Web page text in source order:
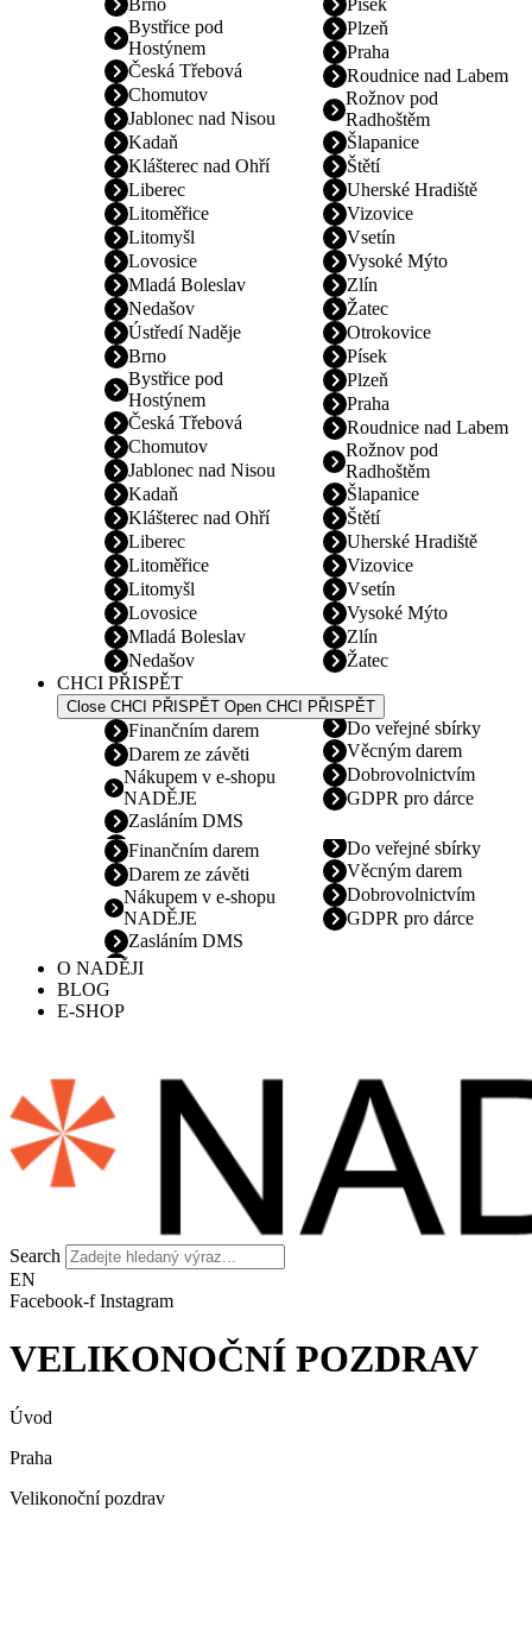
Brno
Bystřice pod
Hostýnem
Česká Třebová
Chomutov
Jablonec nad Nisou
Kadaň
Klášterec nad Ohří
Liberec
Litoměřice
Litomyšl
Lovosice
Mladá Boleslav
Nedašov
Písek
Plzeň
Praha
Roudnice nad Labem
Rožnov pod
Radhoštěm
Šlapanice
Štětí
Uherské Hradiště
Vizovice
Vsetín
Vysoké Mýto
Zlín
Žatec
Ústředí Naděje
Brno
Bystřice pod
Hostýnem
Česká Třebová
Chomutov
Jablonec nad Nisou
Kadaň
Klášterec nad Ohří
Liberec
Litoměřice
Litomyšl
Lovosice
Mladá Boleslav
Nedašov
Otrokovice
Písek
Plzeň
Praha
Roudnice nad Labem
Rožnov pod
Radhoštěm
Šlapanice
Štětí
Uherské Hradiště
Vizovice
Vsetín
Vysoké Mýto
Zlín
Žatec
CHCI PŘISPĚT
Close CHCI PŘISPĚT Open CHCI PŘISPĚT
Finančním darem
Darem ze závěti
Nákupem v e-shopu
NADĚJE
Zasláním DMS
Do veřejné sbírky
Věcným darem
Dobrovolnictvím
GDPR pro dárce
Finančním darem
Darem ze závěti
Nákupem v e-shopu
NADĚJE
Zasláním DMS
Do veřejné sbírky
Věcným darem
Dobrovolnictvím
GDPR pro dárce
O NADĚJI
BLOG
E-SHOP
Search
EN
Facebook-f Instagram
VELIKONOČNÍ POZDRAV
Úvod
Praha
Velikonoční pozdrav